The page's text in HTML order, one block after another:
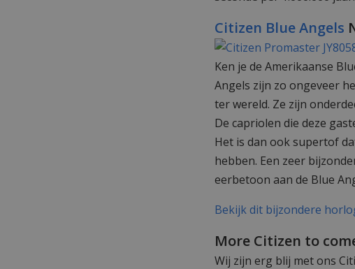
Citizen Blue Angels
Ken je de Amerikaanse
Angels zijn zo ongeveer
ter wereld. Ze zijn
De capriolen die deze
Het is dan ook supertof
hebben. Een zeer
eerbetoon aan de Blue
Bekijk dit bijzondere
More Citizen to
Wij zijn erg blij met ons